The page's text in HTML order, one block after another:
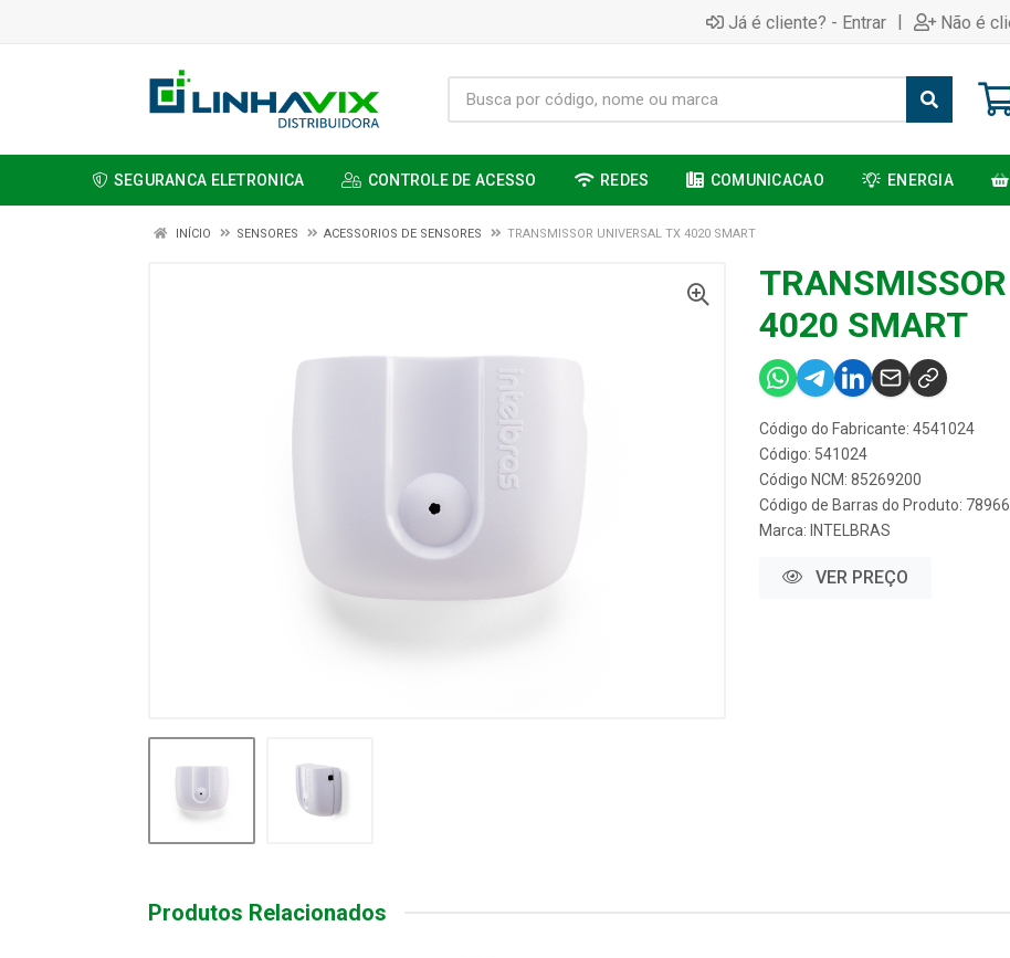
Já é cliente? - Entrar | Não é
SEGURANCA ELETRONICA CONTROLE DE ACESSO REDES COMUNICACAO ENERGIA
INÍCIO SENSORES ACESSORIOS DE SENSORES TRANSMISSOR UNIVERSAL TX 4020 SMART
4020 SMART
Código do Fabricante: 4541024
Código: 541024
Código NCM: 85269200
Código de Barras do Produto:
Marca: INTELBRAS
VER PREÇO
Produtos Relacionados